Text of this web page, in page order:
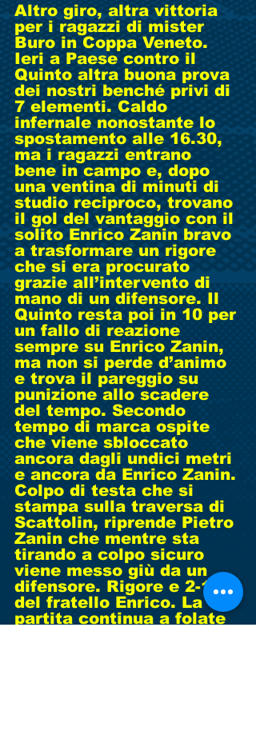
Altro giro, altra vittoria
per i ragazzi di mister
Buro in Coppa Veneto.
Ieri a Paese contro il
Quinto altra buona prova
dei nostri benché privi di
7 elementi. Caldo
infernale nonostante lo
spostamento alle 16.30,
ma i ragazzi entrano
bene in campo e, dopo
una ventina di minuti di
studio reciproco, trovano
il gol del vantaggio con il
solito Enrico Zanin bravo
a trasformare un rigore
che si era procurato
grazie all’intervento di
mano di un difensore. Il
Quinto resta poi in 10 per
un fallo di reazione
sempre su Enrico Zanin,
ma non si perde d’animo
e trova il pareggio su
punizione allo scadere
del tempo. Secondo
tempo di marca ospite
che viene sbloccato
ancora dagli undici metri
e ancora da Enrico Zanin.
Colpo di testa che si
stampa sulla traversa di
Scattolin, riprende Pietro
Zanin che mentre sta
tirando a colpo sicuro
viene messo giù da un
difensore. Rigore e 2-1
del fratello Enrico. La
partita continua a folate